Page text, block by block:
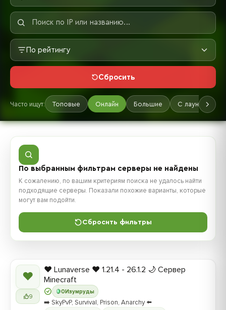
По рейтингу
Сбросить
Часто ищут: Топовые Онлайн Большие С лаунчером
По выбранным фильтрам серверы не найдены
К сожалению, по вашим критериям поиска не удалось найти
подходящие серверы. Показали похожие варианты, которые
могут вам подойти.
Сбросить фильтры
❤
9
0Изумруды
❤️ Lunaverse ❤️ 1.21.4 - 26.1.2 🌙 Сервер
Minecraft
➡️ SkyPvP, Survival, Prison, Anarchy ⬅️